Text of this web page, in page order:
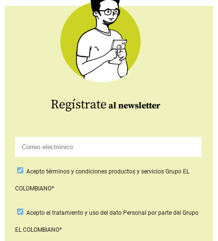
Regístrate al newsletter
Aceptotérminos y condiciones productos y serviciosGrupo EL
COLOMBIANO*
Acepto el tratamiento y uso del dato Personal por parte del Grupo
EL COLOMBIANO*